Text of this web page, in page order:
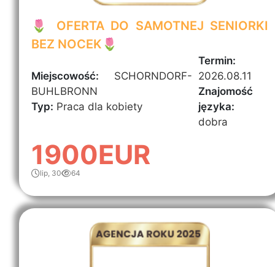
🌷 OFERTA DO SAMOTNEJ SENIORKI
BEZ NOCEK🌷
Miejscowość:
SCHORNDORF-
BUHLBRONN
Typ: Praca dla kobiety
Termin:
2026.08.11
Znajomość
języka:
dobra
1900EUR
lip, 30 64